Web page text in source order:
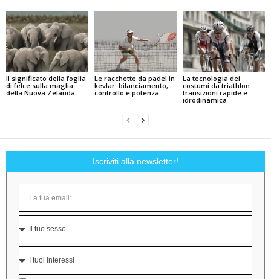
Il significato della foglia
di felce sulla maglia
della Nuova Zelanda
Le racchette da padel in
kevlar: bilanciamento,
controllo e potenza
La tecnologia dei
costumi da triathlon:
transizioni rapide e
idrodinamica
Iscriviti alla newsletter!